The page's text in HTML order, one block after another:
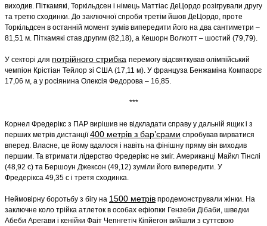
виходив. Піткамякі, Торкільдсен і німець Маттіас ДеЦордо розігрували другу
та третю сходинки. До заключної спроби третім йшов ДеЦордо, проте
Торкільдсен в останній момент зумів випередити його на два сантиметри –
81,51 м. Піткамякі став другим (82,18), а Кешорн Волкотт – шостий (79,79).
У секторі для потрійного стрибка перемогу відсвяткував олімпійський
чемпіон Крістіан Тейлор зі США (17,11 м). У француза Бенжаміна Компаорє
17,06 м, а у росіянина Олексія Федорова – 16,85.
***
Корнел Фредерікс з ПАР вирішив не відкладати справу у дальній ящик і з
перших метрів дистанції400 метрів з бар’єрами спробував вирватися
вперед. Власне, це йому вдалося і навіть на фінішну пряму він виходив
першим. Та втримати лідерство Фредерікс не зміг. Американці Майкл Тінслі
(48,92 с) та Бершоун Джексон (49,12) зуміли його випередити. У
Фредерікса 49,35 с і третя сходинка.
Неймовірну боротьбу з бігу на 1500 метрів продемонстрували жінки. На
заключне коло трійка атлеток в особах ефіопки Гензеби Дібаби, шведки
Абеби Арегави і кенійки Фаіт Чепнгетіч Кіпйегон вийшли з суттєвою